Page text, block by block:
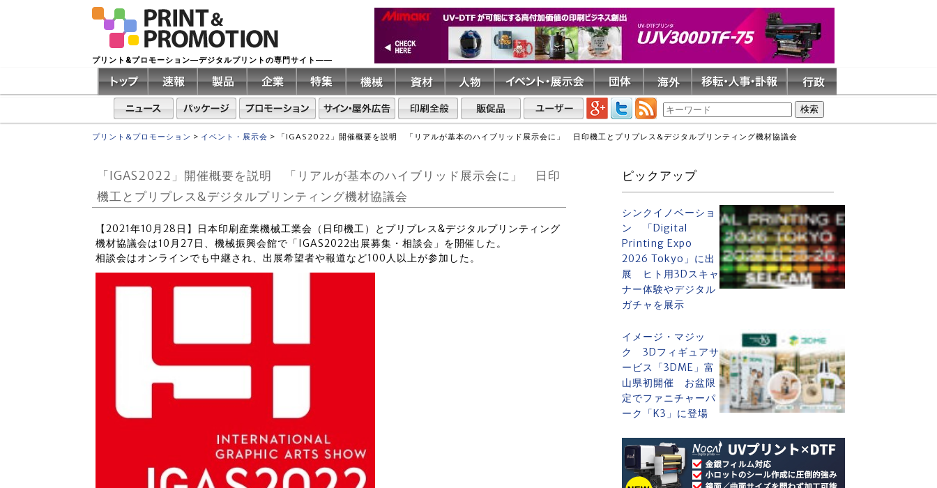
プリント&プロモーション―デジタルプリントの専門サイト――
プリント&プロモーション > イベント・展示会 > 「IGAS2022」開催概要を説明 「リアルが基本のハイブリッド展示会に」 日印機工とプリプレス&デジタルプリンティング機材協議会
「IGAS2022」開催概要を説明 「リアルが基本のハイブリッド展示会に」 日印
機工とプリプレス&デジタルプリンティング機材協議会
【2021年10月28日】日本印刷産業機械工業会（日印機工）とプリプレス&デジタルプリンティング
機材協議会は10月27日、機械振興会館で「IGAS2022出展募集・相談会」を開催した。
相談会はオンラインでも中継され、出展希望者や報道など100人以上が参加した。
ピックアップ
シンクイノベーショ
ン 「Digital
Printing Expo
2026 Tokyo」に出
展 ヒト用3Dスキャ
ナー体験やデジタル
ガチャを展示
イメージ・マジッ
ク 3Dフィギュアサ
ービス「3DME」富
山県初開催 お盆限
定でファニチャーパ
ーク「K3」に登場